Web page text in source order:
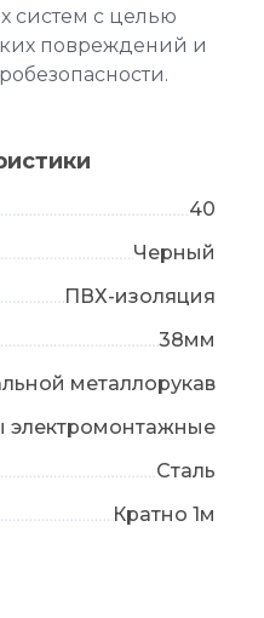
систем с целью
повреждений и
40
Черный
ПВХ-изоляция
38мм
металлорукав
электромонтажные
Сталь
Кратно 1м